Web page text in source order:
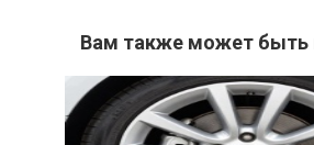
Вам также может быть